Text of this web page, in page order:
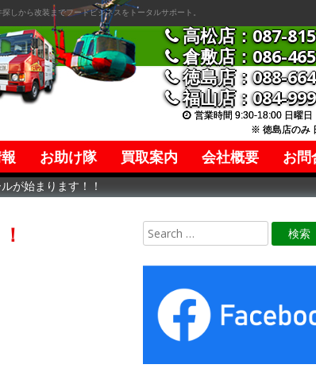
しから改装までフードビジネスをトータルサポート。
高松店：087-
倉敷店：086-
徳島店：088-
福山店：084-
営業時間 9:30-18:00 日曜日
※ 徳島店のみ
お助け隊 買取案内 会社概要 お問
始まります！！